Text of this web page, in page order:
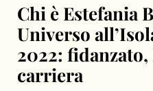
Chi è Estefania
Universo
2022:
carriera